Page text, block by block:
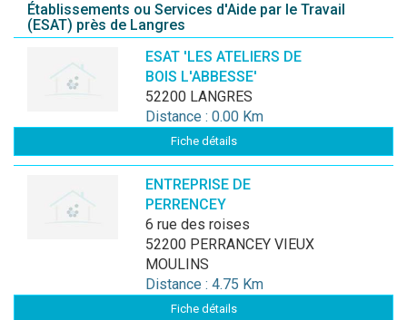
Établissements ou Services d'Aide par le Travail
(ESAT) près de Langres
ESAT 'LES ATELIERS DE
BOIS L'ABBESSE'
52200 LANGRES
Distance : 0.00 Km
Fiche détails
ENTREPRISE DE
PERRENCEY
6 rue des roises
52200 PERRANCEY VIEUX
MOULINS
Distance : 4.75 Km
Fiche détails